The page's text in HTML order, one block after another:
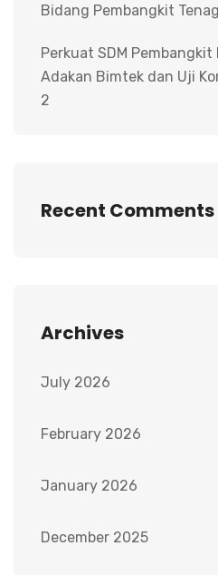
Bidang Pembangkit
Perkuat SDM Pembangkit
Adakan Bimtek dan Uji
2
Recent Comments
Archives
July 2026
February 2026
January 2026
December 2025